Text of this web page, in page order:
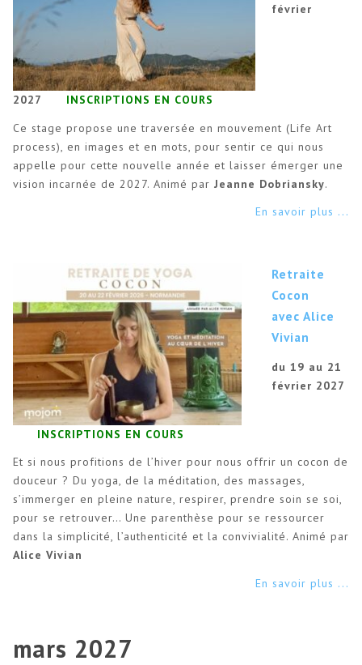
février
2027
INSCRIPTIONS EN COURS
Ce stage propose une traversée en mouvement (Life Art
process), en images et en mots, pour sentir ce qui nous
appelle pour cette nouvelle année et laisser émerger une
vision incarnée de 2027. Animé par Jeanne Dobriansky.
En savoir plus ...
Retraite
Cocon
avec Alice
Vivian
du 19 au 21
février 2027
INSCRIPTIONS EN COURS
Et si nous profitions de l’hiver pour nous offrir un cocon de
douceur ? Du yoga, de la méditation, des massages,
s’immerger en pleine nature, respirer, prendre soin se soi,
pour se retrouver… Une parenthèse pour se ressourcer
dans la simplicité, l’authenticité et la convivialité. Animé par
Alice Vivian
En savoir plus ...
mars 2027